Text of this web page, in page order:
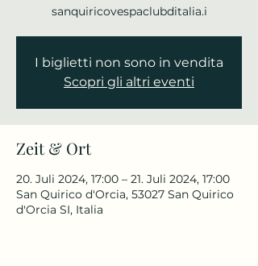
sanquiricovespaclubditalia.i
I biglietti non sono in vendita
Scopri gli altri eventi
Zeit & Ort
20. Juli 2024, 17:00 – 21. Juli 2024, 17:00
San Quirico d'Orcia, 53027 San Quirico
d'Orcia SI, Italia